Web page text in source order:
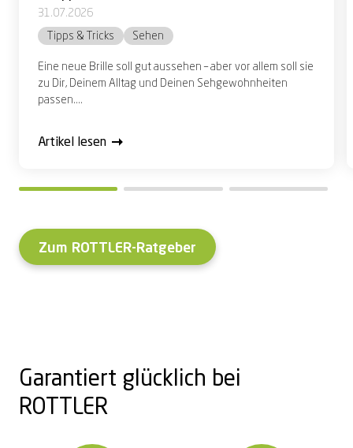
31.07.2026
Tipps & Tricks Sehen
Eine neue Brille soll gut aussehen – aber vor allem soll sie
zu Dir, Deinem Alltag und Deinen Sehgewohnheiten
passen....
Artikel lesen
Zum ROTTLER-Ratgeber
Garantiert glücklich bei
ROTTLER